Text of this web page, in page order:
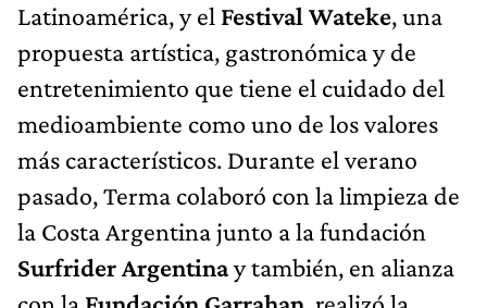
Latinoamérica, y el Festival Wateke, una
propuesta artística, gastronómica y de
entretenimiento que tiene el cuidado del
medioambiente como uno de los valores
más característicos. Durante el verano
pasado, Terma colaboró con la limpieza de
la Costa Argentina junto a la fundación
Surfrider Argentinay también, en alianza